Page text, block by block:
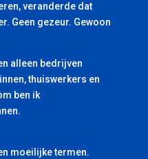
veranderde dat
Geen gezeur. Gewoon
alleen bedrijven
thuiswerkers en
ben ik
moeilijke termen.